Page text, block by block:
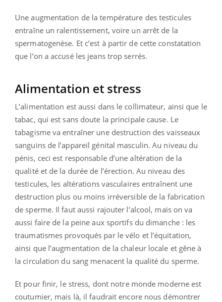
Une augmentation de la température des testicules
entraîne un ralentissement, voire un arrêt de la
spermatogenèse. Et c’est à partir de cette constatation
que l’on a accusé les jeans trop serrés.
Alimentation et stress
L’alimentation est aussi dans le collimateur, ainsi que le
tabac, qui est sans doute la principale cause. Le
tabagisme va entraîner une destruction des vaisseaux
sanguins de l’appareil génital masculin. Au niveau du
pénis, ceci est responsable d’une altération de la
qualité et de la durée de l’érection. Au niveau des
testicules, les altérations vasculaires entraînent une
destruction plus ou moins irréversible de la fabrication
de sperme. Il faut aussi rajouter l’alcool, mais on va
aussi faire de la peine aux sportifs du dimanche : les
traumatismes provoqués par le vélo et l’équitation,
ainsi que l’augmentation de la chaleur locale et gêne à
la circulation du sang menacent la qualité du sperme.
Et pour finir, le stress, dont notre monde moderne est
coutumier, mais là, il faudrait encore nous démontrer